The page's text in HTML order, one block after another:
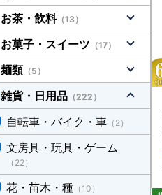
お茶・飲料（13）
お菓子・スイーツ （17）
麺類 （5）
雑貨・日用品 （222）
自転車・バイク・車 （2）
文房具・玩具・ゲーム
（22）
花・苗木・種 （10）